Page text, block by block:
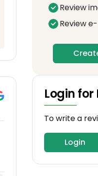
Review
Review
Login for
To write a
Login